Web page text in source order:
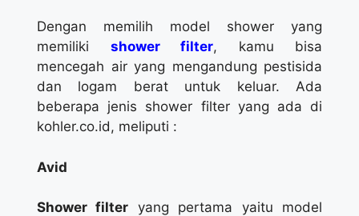
Dengan memilih model shower yang
memiliki shower filter, kamu bisa
mencegah air yang mengandung pestisida
dan logam berat untuk keluar. Ada
beberapa jenis shower filter yang ada di
kohler.co.id, meliputi :
Avid
Shower filter yang pertama yaitu model